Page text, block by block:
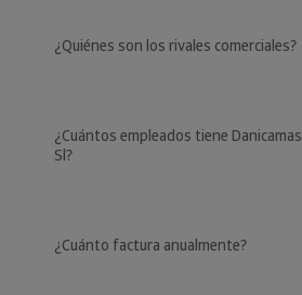
¿Quiénes son los rivales comerciales?
¿Cuántos empleados tiene
Sl?
¿Cuánto factura anualmente?